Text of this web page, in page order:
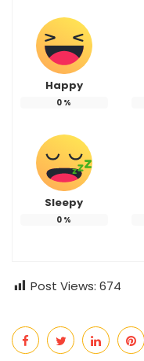
Happy
0 %
Sleepy
0 %
Post Views: 674